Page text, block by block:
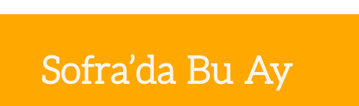
Sofra’da Bu Ay